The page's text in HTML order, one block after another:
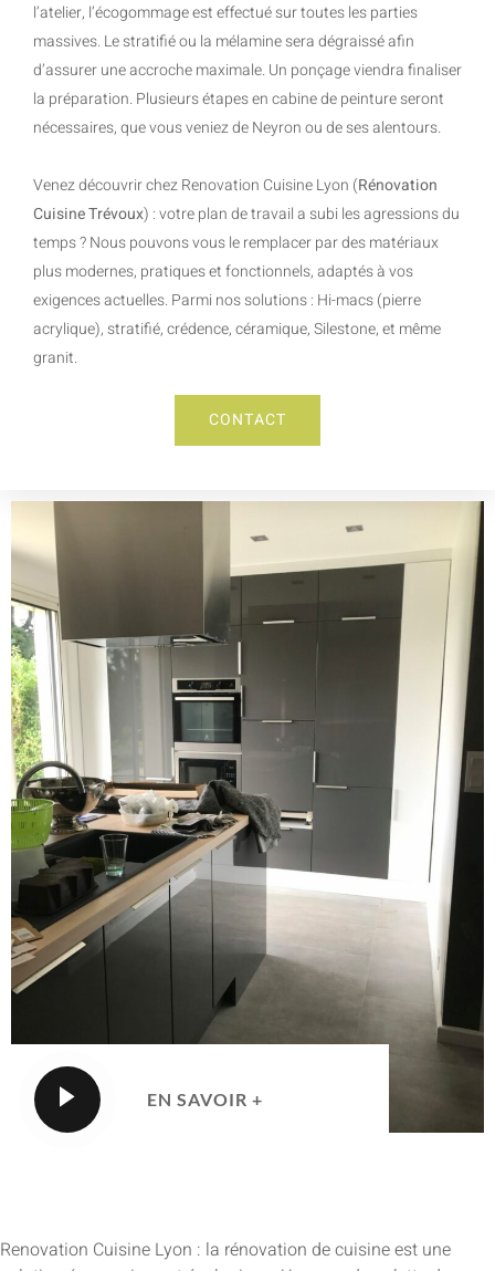
EN SAVOIR +
l’atelier, l’écogommage est effectué sur toutes les parties
massives. Le stratifié ou la mélamine sera dégraissé afin
d’assurer une accroche maximale. Un ponçage viendra finaliser
la préparation. Plusieurs étapes en cabine de peinture seront
nécessaires, que vous veniez de Neyron ou de ses alentours.
Venez découvrir chez Renovation Cuisine Lyon (Rénovation
Cuisine Trévoux) : votre plan de travail a subi les agressions du
temps ? Nous pouvons vous le remplacer par des matériaux
plus modernes, pratiques et fonctionnels, adaptés à vos
exigences actuelles. Parmi nos solutions : Hi-macs (pierre
acrylique), stratifié, crédence, céramique, Silestone, et même
granit.
CONTACT
Renovation Cuisine Lyon : la rénovation de cuisine est une